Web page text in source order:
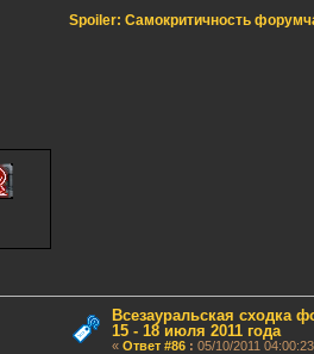
Spoiler: Самокритичность
Всезауральская сходка
15 - 18 июля 2011 года
« Ответ #86: 05/10/2011